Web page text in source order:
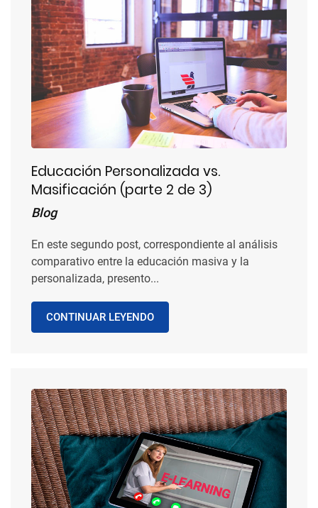
Educación Personalizada vs.
Masificación (parte 2 de 3)
Blog
En este segundo post, correspondiente al análisis
comparativo entre la educación masiva y la
personalizada, presento...
CONTINUAR LEYENDO